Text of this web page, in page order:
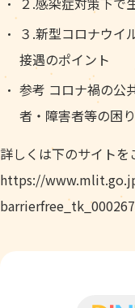
３.新型コロナウイ
接遇のポイント
参考 コロナ禍の公
者・障害者等の困
詳しくは下のサイトを
https://